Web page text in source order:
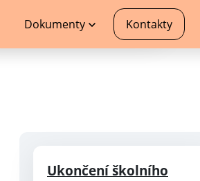
Dokumenty Kontakty
Ukončení školního